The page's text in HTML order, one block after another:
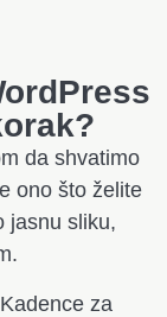
da shvatimo
ono što želite
jasnu sliku,
za